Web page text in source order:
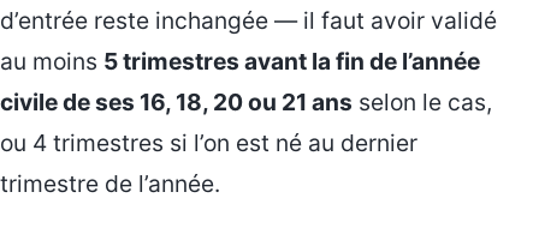
d’entrée reste inchangée — il faut avoir validé
au moins 5 trimestres avant la fin de l’année
civile de ses 16, 18, 20 ou 21 ans selon le cas,
ou 4 trimestres si l’on est né au dernier
trimestre de l’année.